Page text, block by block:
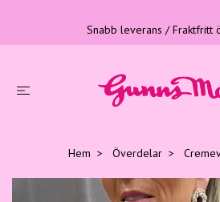
Snabb leverans / Fraktfritt
Hem Överdelar